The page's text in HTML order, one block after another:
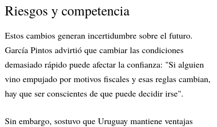
Riesgos y competencia
Estos cambios generan incertidumbre sobre el futuro.
García Pintos advirtió que cambiar las condiciones
demasiado rápido puede afectar la confianza: "Si alguien
vino empujado por motivos fiscales y esas reglas cambian,
hay que ser conscientes de que puede decidir irse".
Sin embargo, sostuvo que Uruguay mantiene ventajas